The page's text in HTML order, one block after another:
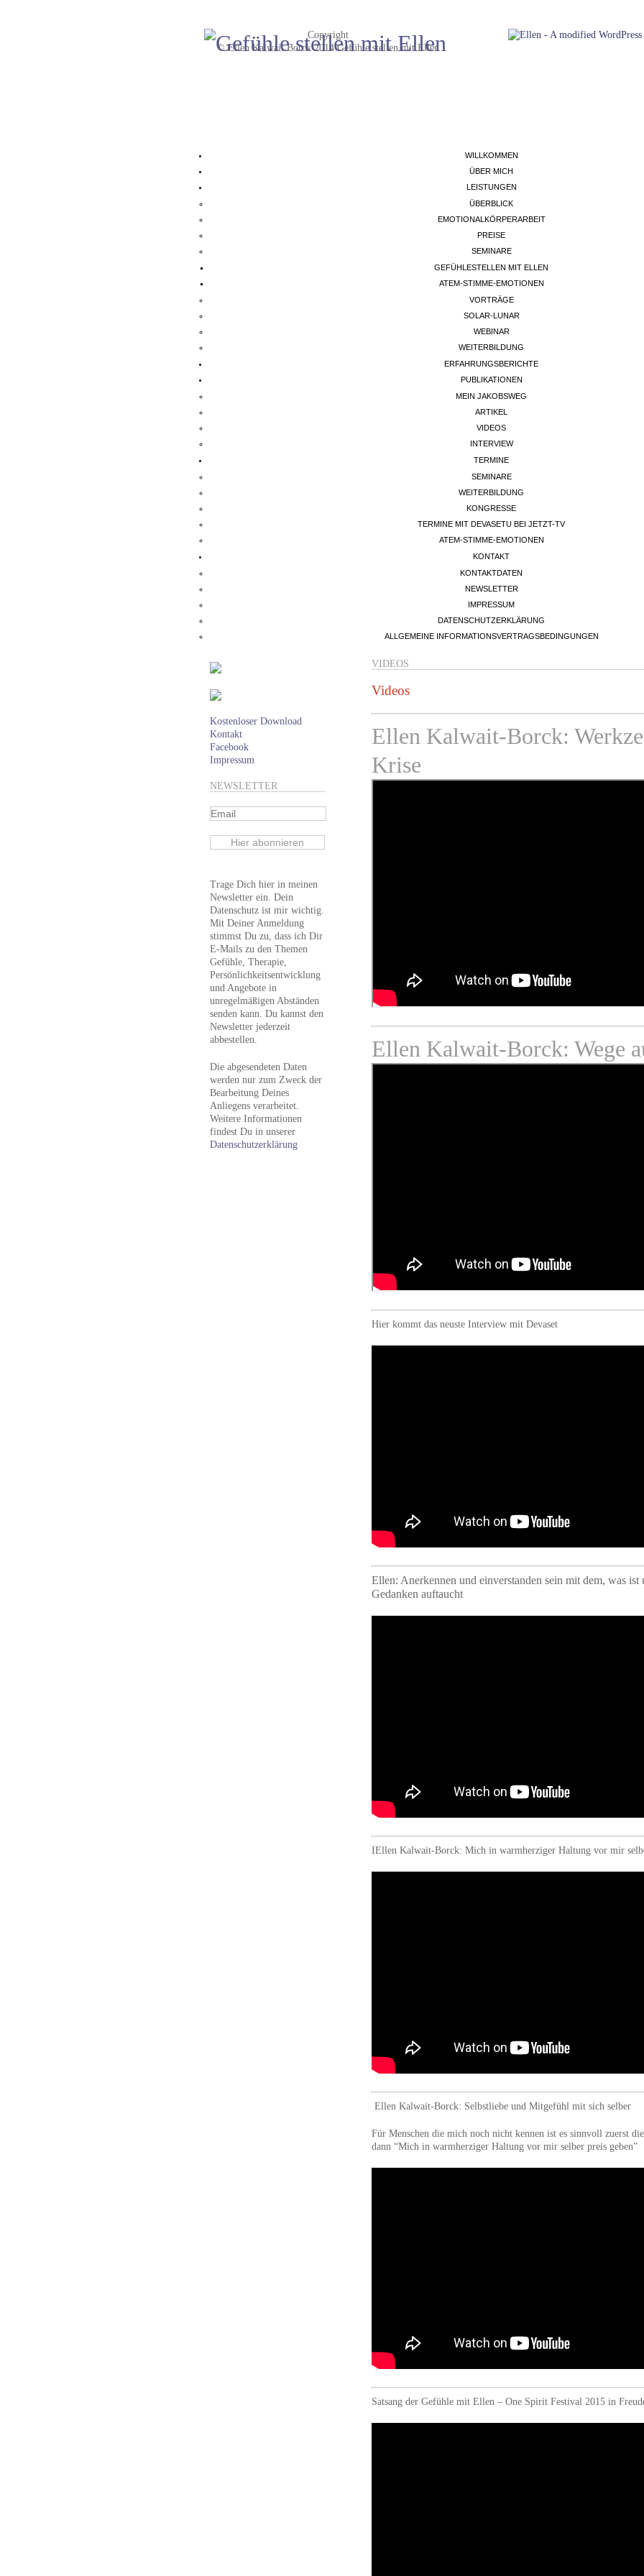
WILLKOMMEN
ÜBER MICH
LEISTUNGEN
ÜBERBLICK
EMOTIONALKÖRPERARBEIT
PREISE
SEMINARE
GEFÜHLESTELLEN MIT ELLEN
ATEM-STIMME-EMOTIONEN
VORTRÄGE
SOLAR-LUNAR
WEBINAR
WEITERBILDUNG
ERFAHRUNGSBERICHTE
PUBLIKATIONEN
MEIN JAKOBSWEG
ARTIKEL
VIDEOS
INTERVIEW
TERMINE
SEMINARE
WEITERBILDUNG
KONGRESSE
TERMINE MIT DEVASETU BEI JETZT-TV
ATEM-STIMME-EMOTIONEN
KONTAKT
KONTAKTDATEN
NEWSLETTER
IMPRESSUM
DATENSCHUTZERKLÄRUNG
ALLGEMEINE INFORMATIONSVERTRAGSBEDINGUNGEN
VIDEOS
Videos
Ellen Kalwait-Borck:
Krise
Ellen Kalwait-Borck: Wege
Hier kommt das neuste Interview mit Devaset
Ellen: Anerkennen und einverstanden sein mit dem, was ist
Gedanken auftaucht
IEllen Kalwait-Borck: Mich in warmherziger Haltung vor mir
Ellen Kalwait-Borck: Selbstliebe und Mitgefühl mit sich selber
Für Menschen die mich noch nicht kennen ist es sinnvoll zuerst
dann “Mich in warmherziger Haltung vor mir selber preis geben”
Satsang der Gefühle mit Ellen – One Spirit Festival 2015 in
Kostenloser Download
Kontakt
Facebook
Impressum
NEWSLETTER
Trage Dich hier in meinen
Newsletter ein. Dein
Datenschutz ist mir wichtig.
Mit Deiner Anmeldung
stimmst Du zu, dass ich Dir
E-Mails zu den Themen
Gefühle, Therapie,
Persönlichkeitsentwicklung
und Angebote in
unregelmäßigen Abständen
senden kann. Du kannst den
Newsletter jederzeit
abbestellen.
Die abgesendeten Daten
werden nur zum Zweck der
Bearbeitung Deines
Anliegens verarbeitet.
Weitere Informationen
findest Du in unserer
Datenschutzerklärung
Copyright
© Ellen Kalwait Borck 2014 Gefühle stellen mit Ellen